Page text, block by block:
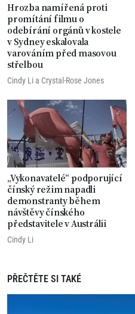
Hrozba namířená proti
promítání filmu o
odebírání orgánů v kostele
v Sydney eskalovala
varováním před masovou
střelbou
Cindy Li a Crystal-Rose Jones
„Vykonavatelé“ podporující
čínský režim napadli
demonstranty během
návštěvy čínského
představitele v Austrálii
Cindy Li
PŘEČTĚTE SI TAKÉ